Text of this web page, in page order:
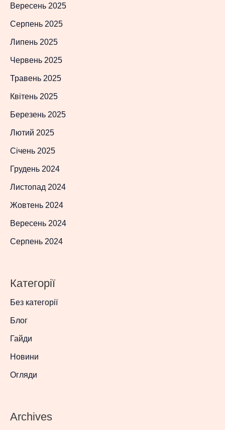
Вересень 2025
Серпень 2025
Липень 2025
Червень 2025
Травень 2025
Квітень 2025
Березень 2025
Лютий 2025
Січень 2025
Грудень 2024
Листопад 2024
Жовтень 2024
Вересень 2024
Серпень 2024
Категорії
Без категорії
Блог
Гайди
Новини
Огляди
Archives